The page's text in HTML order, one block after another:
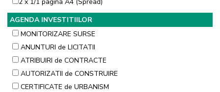
AGENDA INVESTITIILOR
MONITORIZARE SURSE
ANUNTURI de LICITATII
ATRIBUIRI de CONTRACTE
AUTORIZATII de CONSTRUIRE
CERTIFICATE de URBANISM